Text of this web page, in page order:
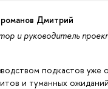
Дмитрий
и руководитель
подкастов уже
и туманных